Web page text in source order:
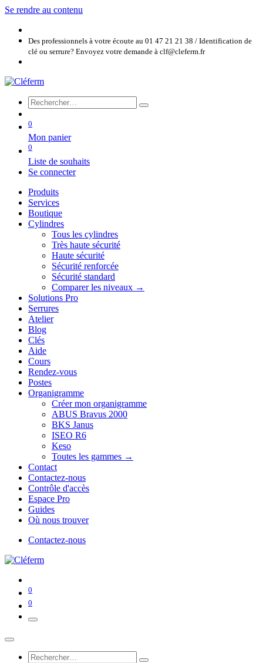
Se rendre au contenu
Des professionnels à votre écoute au 01 47 21 21 38 / Identification de
clé ou serrure? Envoyez votre demande à clf@cleferm.fr
0
Mon panier
0
Liste de souhaits
Se connecter
Produits
Services
Boutique
Cylindres
Tous les cylindres
Très haute sécurité
Haute sécurité
Sécurité renforcée
Sécurité standard
Comparer les niveaux →
Solutions Pro
Serrures
Atelier
Blog
Clés
Aide
Cours
Rendez-vous
Postes
Organigramme
Créer mon organigramme
ABUS Bravus 2000
BKS Janus
ISEO R6
Keso
Toutes les gammes →
Contact
Contactez-nous
Contrôle d'accès
Espace Pro
Guides
Où nous trouver
Contactez-nous
0
0